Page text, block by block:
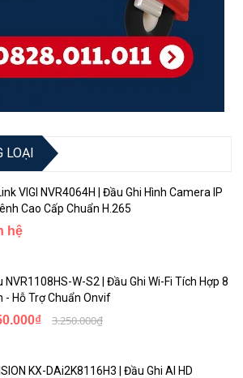
LOẠI
VIGI NVR4064H | Đầu Ghi Hình Camera IP
Cao Cấp Chuẩn H.265
hệ
NVR1108HS-W-S2 | Đầu Ghi Wi-Fi Tích Hợp 8
- Hỗ Trợ Chuẩn Onvif
3.250.000₫
KX-DAi2K8116H3 | Đầu Ghi AI HD